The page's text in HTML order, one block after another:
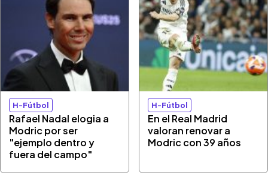
H-Fútbol
Rafael Nadal elogia a
Modric por ser
"ejemplo dentro y
fuera del campo"
H-Fútbol
En el Real Madrid
valoran renovar a
Modric con 39 años